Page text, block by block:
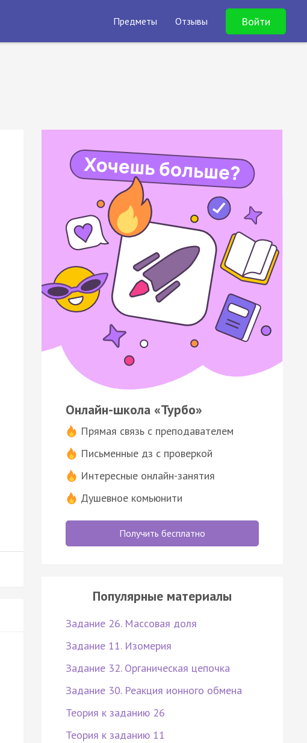
Предметы Отзывы Войти
Онлайн-школа «Турбо»
Прямая связь с преподавателем
Письменные дз с проверкой
Интересные онлайн-занятия
Душевное комьюнити
Получить бесплатно
Популярные материалы
Задание 26. Массовая доля
Задание 11. Изомерия
Задание 32. Органическая цепочка
Задание 30. Реакция ионного обмена
Теория к заданию 26
Теория к заданию 11